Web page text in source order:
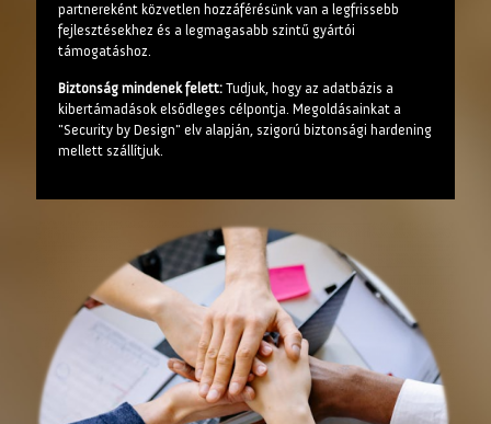
partnereként közvetlen hozzáférésünk van a legfrissebb
fejlesztésekhez és a legmagasabb szintű gyártói
támogatáshoz.
Biztonság mindenek felett: Tudjuk, hogy az adatbázis a
kibertámadások elsődleges célpontja. Megoldásainkat a
"Security by Design" elv alapján, szigorú biztonsági hardening
mellett szállítjuk.